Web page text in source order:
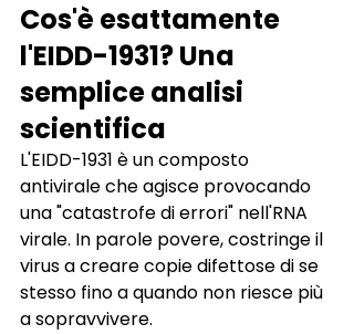
Cos'è esattamente
l'EIDD-1931? Una
semplice analisi
scientifica
L'EIDD-1931 è un composto
antivirale che agisce provocando
una "catastrofe di errori" nell'RNA
virale. In parole povere, costringe il
virus a creare copie difettose di se
stesso fino a quando non riesce più
a sopravvivere.